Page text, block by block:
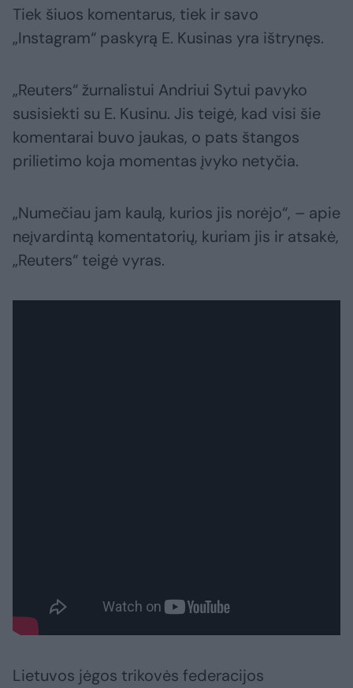
Tiek šiuos komentarus, tiek ir savo
„Instagram“ paskyrą E. Kusinas yra ištrynęs.
„Reuters“ žurnalistui Andriui Sytui pavyko
susisiekti su E. Kusinu. Jis teigė, kad visi šie
komentarai buvo jaukas, o pats štangos
prilietimo koja momentas įvyko netyčia.
„Numečiau jam kaulą, kurios jis norėjo“, – apie
neįvardintą komentatorių, kuriam jis ir atsakė,
„Reuters“ teigė vyras.
Lietuvos jėgos trikovės federacijos